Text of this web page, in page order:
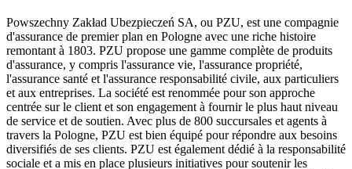
Powszechny Zakład Ubezpieczeń SA, ou PZU, est une compagnie
d'assurance de premier plan en Pologne avec une riche histoire
remontant à 1803. PZU propose une gamme complète de produits
d'assurance, y compris l'assurance vie, l'assurance propriété,
l'assurance santé et l'assurance responsabilité civile, aux particuliers
et aux entreprises. La société est renommée pour son approche
centrée sur le client et son engagement à fournir le plus haut niveau
de service et de soutien. Avec plus de 800 succursales et agents à
travers la Pologne, PZU est bien équipé pour répondre aux besoins
diversifiés de ses clients. PZU est également dédié à la responsabilité
sociale et a mis en place plusieurs initiatives pour soutenir les